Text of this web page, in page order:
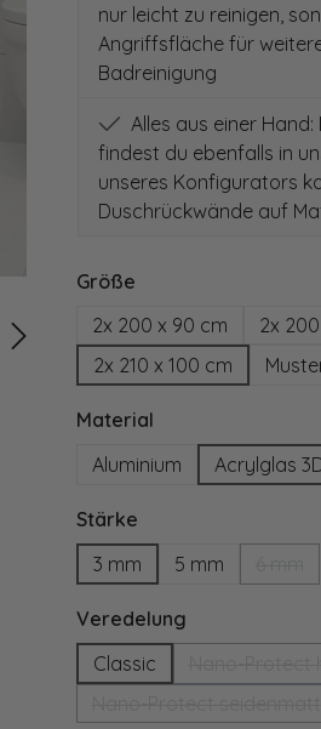
nur leicht zu reinigen,
Angriffsfläche für
Badreinigung
Alles aus einer
findest du ebenfalls in
unseres Konfigurators
Duschrückwände auf
Größeauswählen
2x 200 x 90 cm
2x
2x 210 x 100 cm
Materialauswählen
Aluminium
Acrylglas
Stärkeauswählen
3 mm
5 mm
Veredelungauswählen
Classic
(Diese Option